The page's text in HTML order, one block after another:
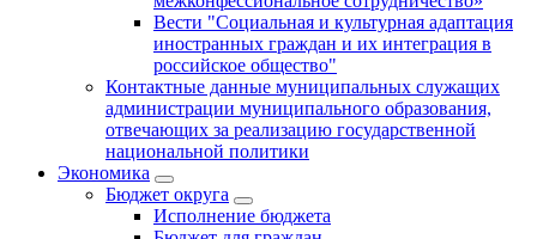
Вести "Социальная и культурная адаптация
иностранных граждан и их интеграция в
российское общество"
Контактные данные муниципальных служащих
администрации муниципального образования,
отвечающих за реализацию государственной
национальной политики
Экономика
Бюджет округa
Исполнение бюджета